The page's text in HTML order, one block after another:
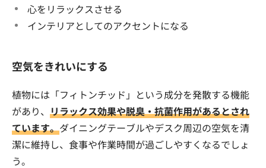
心をリラックスさせる
インテリアとしてのアクセントになる
空気をきれいにする
植物には「フィトンチッド」という成分を発散する機能
があり、 リラックス効果や脱臭・抗菌作用があるとされ
ています。ダイニングテーブルやデスク周辺の空気を清
潔に維持し、食事や作業時間が過ごしやすくなるでしょ
う。